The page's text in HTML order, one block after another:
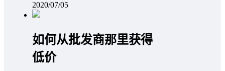
2020/07/05
如何从批发商那里获得
低价